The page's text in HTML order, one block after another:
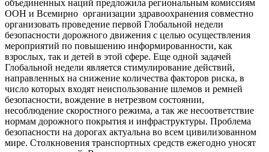
объединенных наций предложила региональным комиссиям
ООН и Всемирно организации здравоохранения совместно
организовать проведение первой Глобальной недели
безопасности дорожного движения с целью осуществления
мероприятий по повышению информированности, как
взрослых, так и детей в этой сфере. Еще одной задачей
Глобальной недели является стимулирование действий,
направленных на снижение количества факторов риска, в
число которых входят неиспользование шлемов и ремней
безопасности, вождение в нетрезвом состоянии,
несоблюдение скоростного режима, а так же несоответствие
нормам дорожного покрытия и инфраструктуры. Проблема
безопасности на дорогах актуальна во всем цивилизованном
мире. Столкновения транспортных средств ежегодно уносят